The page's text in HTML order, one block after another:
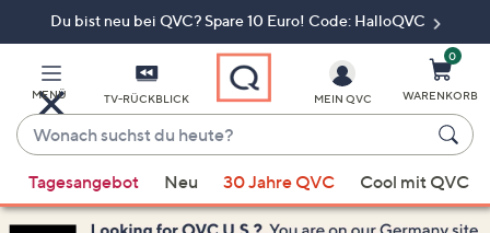
Du bist neu bei QVC? Spare 10 Euro! Code: HalloQVC
MENÜ TV-RÜCKBLICK
Wonach
suchst
du
heute?
Vorschläge
verfügbar
MEIN QVC
0
WARENKORB
Tagesangebot Neu 30 Jahre QVC Cool mit QVC